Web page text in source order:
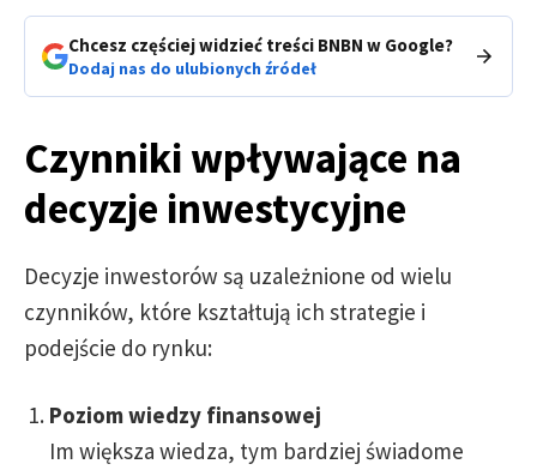
Chcesz częściej widzieć treści BNBN w Google?
Dodaj nas do ulubionych źródeł
Czynniki wpływające na
decyzje inwestycyjne
Decyzje inwestorów są uzależnione od wielu
czynników, które kształtują ich strategie i
podejście do rynku:
Poziom wiedzy finansowej
Im większa wiedza, tym bardziej świadome